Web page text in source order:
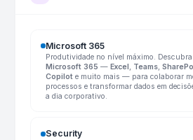
Microsoft 365
Produtividade no nível máximo.
Microsoft 365 — Excel , Teams,
Copilot e muito mais — para colaborar
processos e transformar dados em
a dia corporativo.
Security